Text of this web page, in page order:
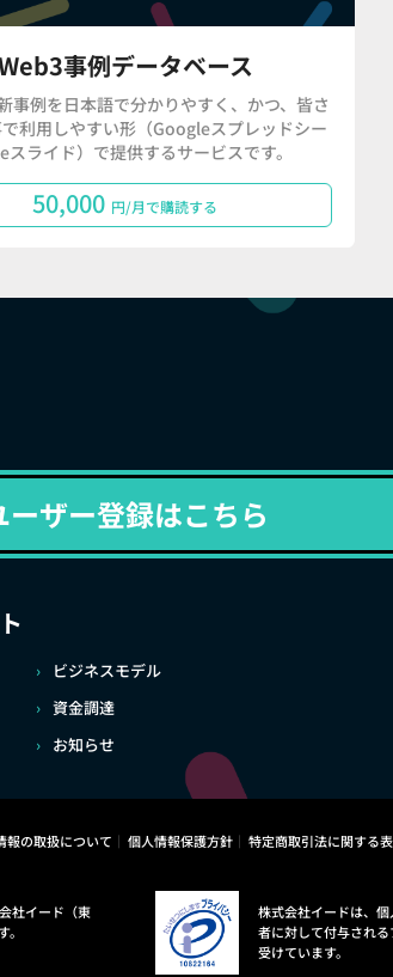
事例データベース
事例を日本語で分かりやすく、かつ、皆さ
利用しやすい形（Googleスプレッドシー
スライド）で提供するサービスです。
50,000 円/月で購読する
ーザー登録はこちら
ビジネスモデル
資金調達
お知らせ
報の取扱について 個人情報保護方針 特定商取引法に関する
社イード（東
株式会社イードは、
者に対して付与され
受けています。